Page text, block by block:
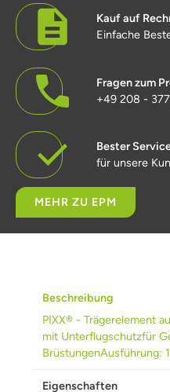
Kauf auf
Einfache
Fragen zum
+49 208 -
Bester
für unsere
MEHR ZU EPM
Beschreibung
PIXX® - Trägerelement
mit Unterflugschutzfür
BrüstungenAusführung:
Eigenschaften